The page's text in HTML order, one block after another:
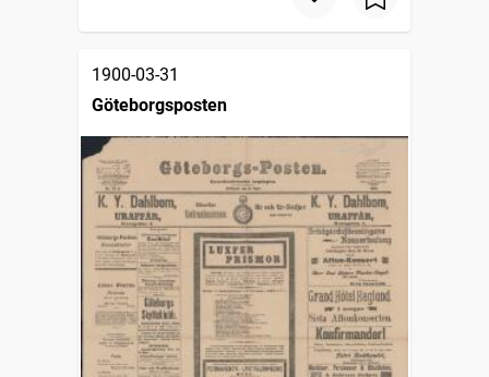
1900-03-31
Göteborgsposten